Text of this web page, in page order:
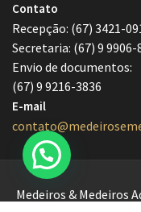
Contato
Recepção: (67) 3421-
Secretaria: (67) 9 9906-
Envio de documentos:
(67) 9 9216-3836
E-mail
Medeiros & Medeiros